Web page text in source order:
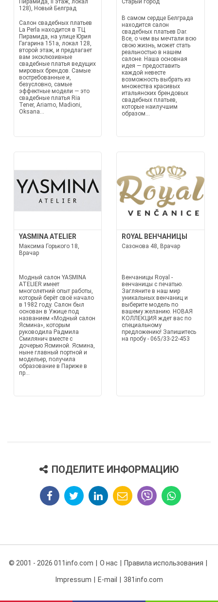
Пирамида, II этаж, локал
128), Новый Белград
Салон свадебных платьев
La Perla находится в ТЦ
Пирамида, на улице Юрия
Гагарина 151а, локал 128,
второй этаж, и предлагает
вам эксклюзивные
свадебные платья ведущих
мировых брендов. Самые
востребованные и,
безусловно, самые
эффектные модели — это
свадебные платья Ria
Tener, Ariamo, Madioni,
Oksana...
Старый город
В самом сердце Белграда
находится салон
свадебных платьев Dar.
Все, о чем вы мечтали всю
свою жизнь, может стать
реальностью в нашем
салоне. Наша основная
идея — предоставить
каждой невесте
возможность выбрать из
множества красивых
итальянских брендовых
свадебных платьев,
которые наилучшим
образом...
YASMINA ATELIER
Максима Горького 18,
Врачар
Модный салон YASMINA
ATELIER имеет
многолетний опыт работы,
который берёт своё начало
в 1982 году. Салон был
основан в Ужице под
названием «Модный салон
Ясмина», которым
руководила Радмила
Смилянич вместе с
дочерью Ясминой. Ясмина,
ныне главный портной и
модельер, получила
образование в Париже в
пр...
ROYAL ВЕНЧАНИЦЫ
Сазонова 48, Врачар
Венчаницы Royal -
венчаницы с печатью.
Загляните в наш мир
уникальных венчаниц и
выберите модель по
вашему желанию. НОВАЯ
КОЛЛЕКЦИЯ ждет вас по
специальному
предложению! Запишитесь
на пробу - 065/33-22-453
ПОДЕЛИТЕ ИНФОРМАЦИЮ
© 2001 - 2026 011info.com О нас Правила использования
Impressum E-mail 381info.com